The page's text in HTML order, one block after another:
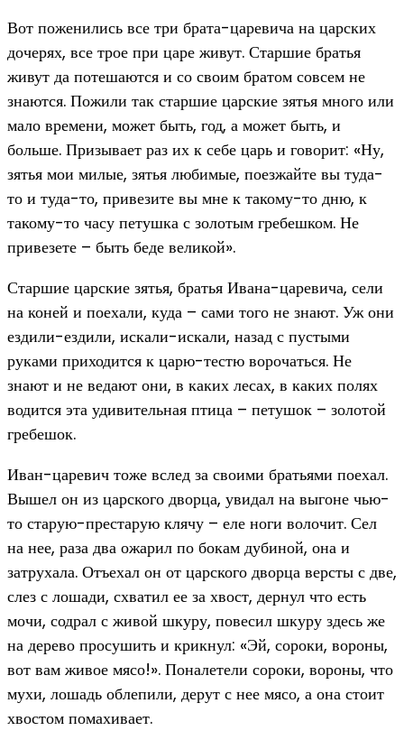
Вот поженились все три брата-царевича на царских
дочерях, все трое при царе живут. Старшие братья
живут да потешаются и со своим братом совсем не
знаются. Пожили так старшие царские зятья много или
мало времени, может быть, год, а может быть, и
больше. Призывает раз их к себе царь и говорит: «Ну,
зятья мои милые, зятья любимые, поезжайте вы туда-
то и туда-то, привезите вы мне к такому-то дню, к
такому-то часу петушка с золотым гребешком. Не
привезете – быть беде великой».
Старшие царские зятья, братья Ивана-царевича, сели
на коней и поехали, куда – сами того не знают. Уж они
ездили-ездили, искали-искали, назад с пустыми
руками приходится к царю-тестю ворочаться. Не
знают и не ведают они, в каких лесах, в каких полях
водится эта удивительная птица – петушок – золотой
гребешок.
Иван-царевич тоже вслед за своими братьями поехал.
Вышел он из царского дворца, увидал на выгоне чью-
то старую-престарую клячу – еле ноги волочит. Сел
на нее, раза два ожарил по бокам дубиной, она и
затрухала. Отъехал он от царского дворца версты с две,
слез с лошади, схватил ее за хвост, дернул что есть
мочи, содрал с живой шкуру, повесил шкуру здесь же
на дерево просушить и крикнул: «Эй, сороки, вороны,
вот вам живое мясо!». Поналетели сороки, вороны, что
мухи, лошадь облепили, дерут с нее мясо, а она стоит
хвостом помахивает.